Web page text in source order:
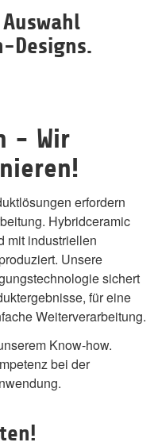
Designs.
- Wir
erfordern
Hybridceramic
mit industriellen
Unsere
sichert
für eine
Weiterverarbeitung.
Know-how.
bei der